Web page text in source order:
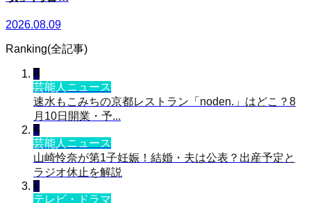
2026.08.09
Ranking(全記事)
1
芸能人ニュース
速水もこみちの京都レストラン「noden.」はどこ？8
月10日開業・予...
2
芸能人ニュース
山崎怜奈が第1子妊娠！結婚・夫は公表？出産予定と
ラジオ休止を解説
3
テレビ・ドラマ